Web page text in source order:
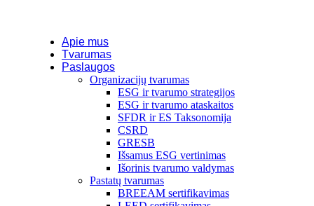
Apie mus
Tvarumas
Paslaugos
Organizacijų tvarumas
ESG ir tvarumo strategijos
ESG ir tvarumo ataskaitos
SFDR ir ES Taksonomija
CSRD
GRESB
Išsamus ESG vertinimas
Išorinis tvarumo valdymas
Pastatų tvarumas
BREEAM sertifikavimas